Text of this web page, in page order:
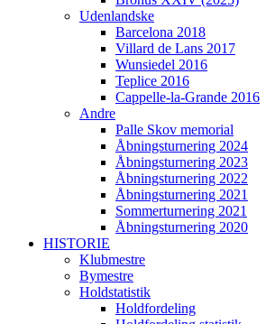
Udenlandske
Barcelona 2018
Villard de Lans 2017
Wunsiedel 2016
Teplice 2016
Cappelle-la-Grande 2016
Andre
Palle Skov memorial
Åbningsturnering 2024
Åbningsturnering 2023
Åbningsturnering 2022
Åbningsturnering 2021
Sommerturnering 2021
Åbningsturnering 2020
HISTORIE
Klubmestre
Bymestre
Holdstatistik
Holdfordeling